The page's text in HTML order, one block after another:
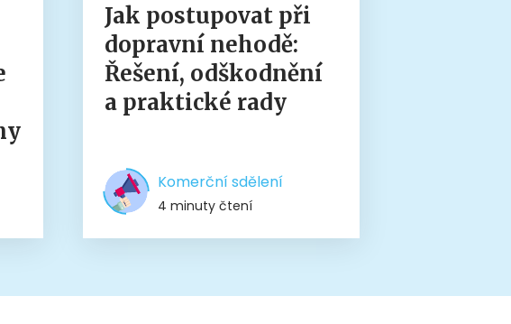
Jak postupovat při
dopravní nehodě:
Řešení, odškodnění
a praktické rady
Komerční sdělení
4 minuty čtení